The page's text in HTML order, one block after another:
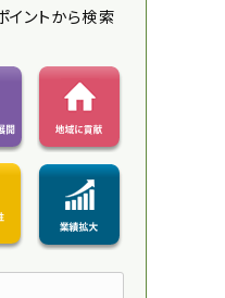
イントから検索